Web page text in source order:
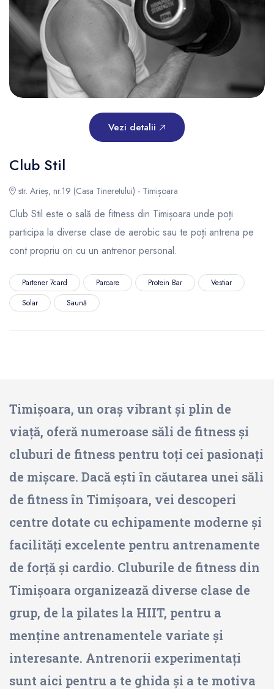
Vezi detalii
Club Stil
str. Arieș, nr.19 (Casa Tineretului) - Timișoara
Club Stil este o sală de fitness din Timișoara unde poți
participa la diverse clase de aerobic sau te poți antrena pe
cont propriu ori cu un antrenor personal.
Partener 7card Parcare Protein Bar
Vestiar
Solar
Saună
Timișoara, un oraș vibrant și plin de
viață, oferă numeroase săli de fitness și
cluburi de fitness pentru toți cei pasionați
de mișcare. Dacă ești în căutarea unei săli
de fitness în Timișoara, vei descoperi
centre dotate cu echipamente moderne și
facilități excelente pentru antrenamente
de forță și cardio. Cluburile de fitness din
Timișoara organizează diverse clase de
grup, de la pilates la HIIT, pentru a
menține antrenamentele variate și
interesante. Antrenorii experimentați
sunt aici pentru a te ghida și a te motiva